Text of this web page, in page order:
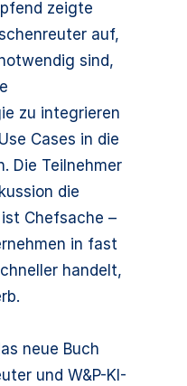
zeigte
auf,
sind,
zu integrieren
Cases in die
Die Teilnehmer
die
Chefsache –
in fast
handelt,
neue Buch
und W&P-KI-